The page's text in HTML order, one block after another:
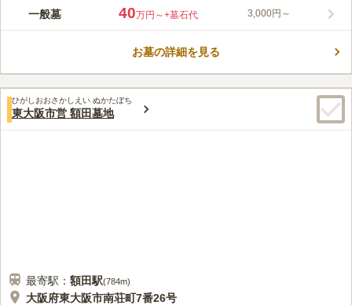
閑静な住宅街の一角にあり、暖かい日差しが墓地全体を明るく照
変助かります。トイレも設置されているので、長時間のお参りで
口コミ評価
みんなの評価
2.1
30代女性
墓地のすぐ側に花屋があるので、そこでお花を購入していく。車
一般墓 40万円～+墓石代 3,000円～
お墓の詳細を見る
ひがしおおさかしえい ぬかたぼち
東大阪市営 額田墓地
最寄駅： 額田駅(784m)
大阪府東大阪市南荘町7番26号